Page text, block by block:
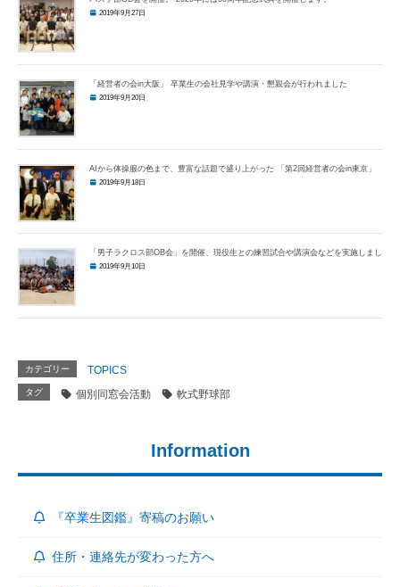
2019年9月27日
「経営者の会in大阪」 卒業生の会社見学や講演・懇親会が行われました
2019年9月20日
AIから体操服の色まで、豊富な話題で盛り上がった 「第2回経営者の会in東京」
2019年9月18日
「男子ラクロス部OB会」を開催、現役生との練習試合や講演会などを実施しました
2019年9月10日
カテゴリー TOPICS
タグ 個別同窓会活動 軟式野球部
Information
『卒業生図鑑』寄稿のお願い
住所・連絡先が変わった方へ